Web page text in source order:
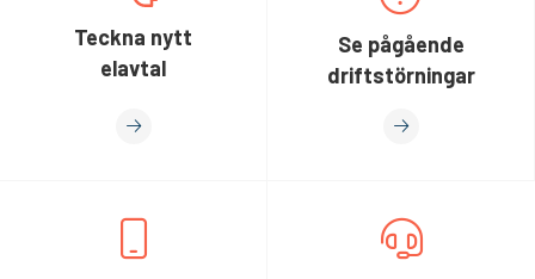
Teckna nytt
elavtal
Se pågående
driftstörningar